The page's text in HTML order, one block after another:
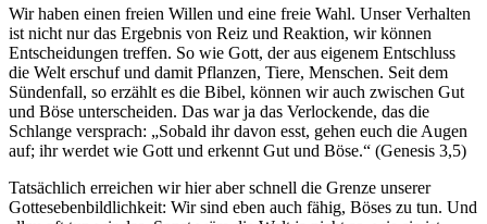
Wir haben einen freien Willen und eine freie Wahl. Unser Verhalten
ist nicht nur das Ergebnis von Reiz und Reaktion, wir können
Entscheidungen treffen. So wie Gott, der aus eigenem Entschluss
die Welt erschuf und damit Pflanzen, Tiere, Menschen. Seit dem
Sündenfall, so erzählt es die Bibel, können wir auch zwischen Gut
und Böse unterscheiden. Das war ja das Verlockende, das die
Schlange versprach: „Sobald ihr davon esst, gehen euch die Augen
auf; ihr werdet wie Gott und erkennt Gut und Böse.“ (Genesis 3,5)
Tatsächlich erreichen wir hier aber schnell die Grenze unserer
Gottesebenbildlichkeit: Wir sind eben auch fähig, Böses zu tun. Und